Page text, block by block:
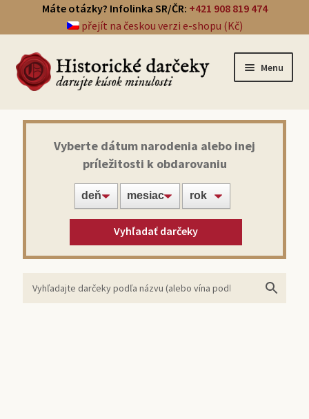
Máte otázky? Infolinka SR/ČR: +421 908 819 474
přejít na českou verzi e-shopu (Kč)
Menu
Prehľad darčekov
Noviny zo dňa narodenia
Víno z roku narodenia
Vyberte dátum narodenia alebo inej
príležitosti k obdarovaniu
Vyhľadať darčeky